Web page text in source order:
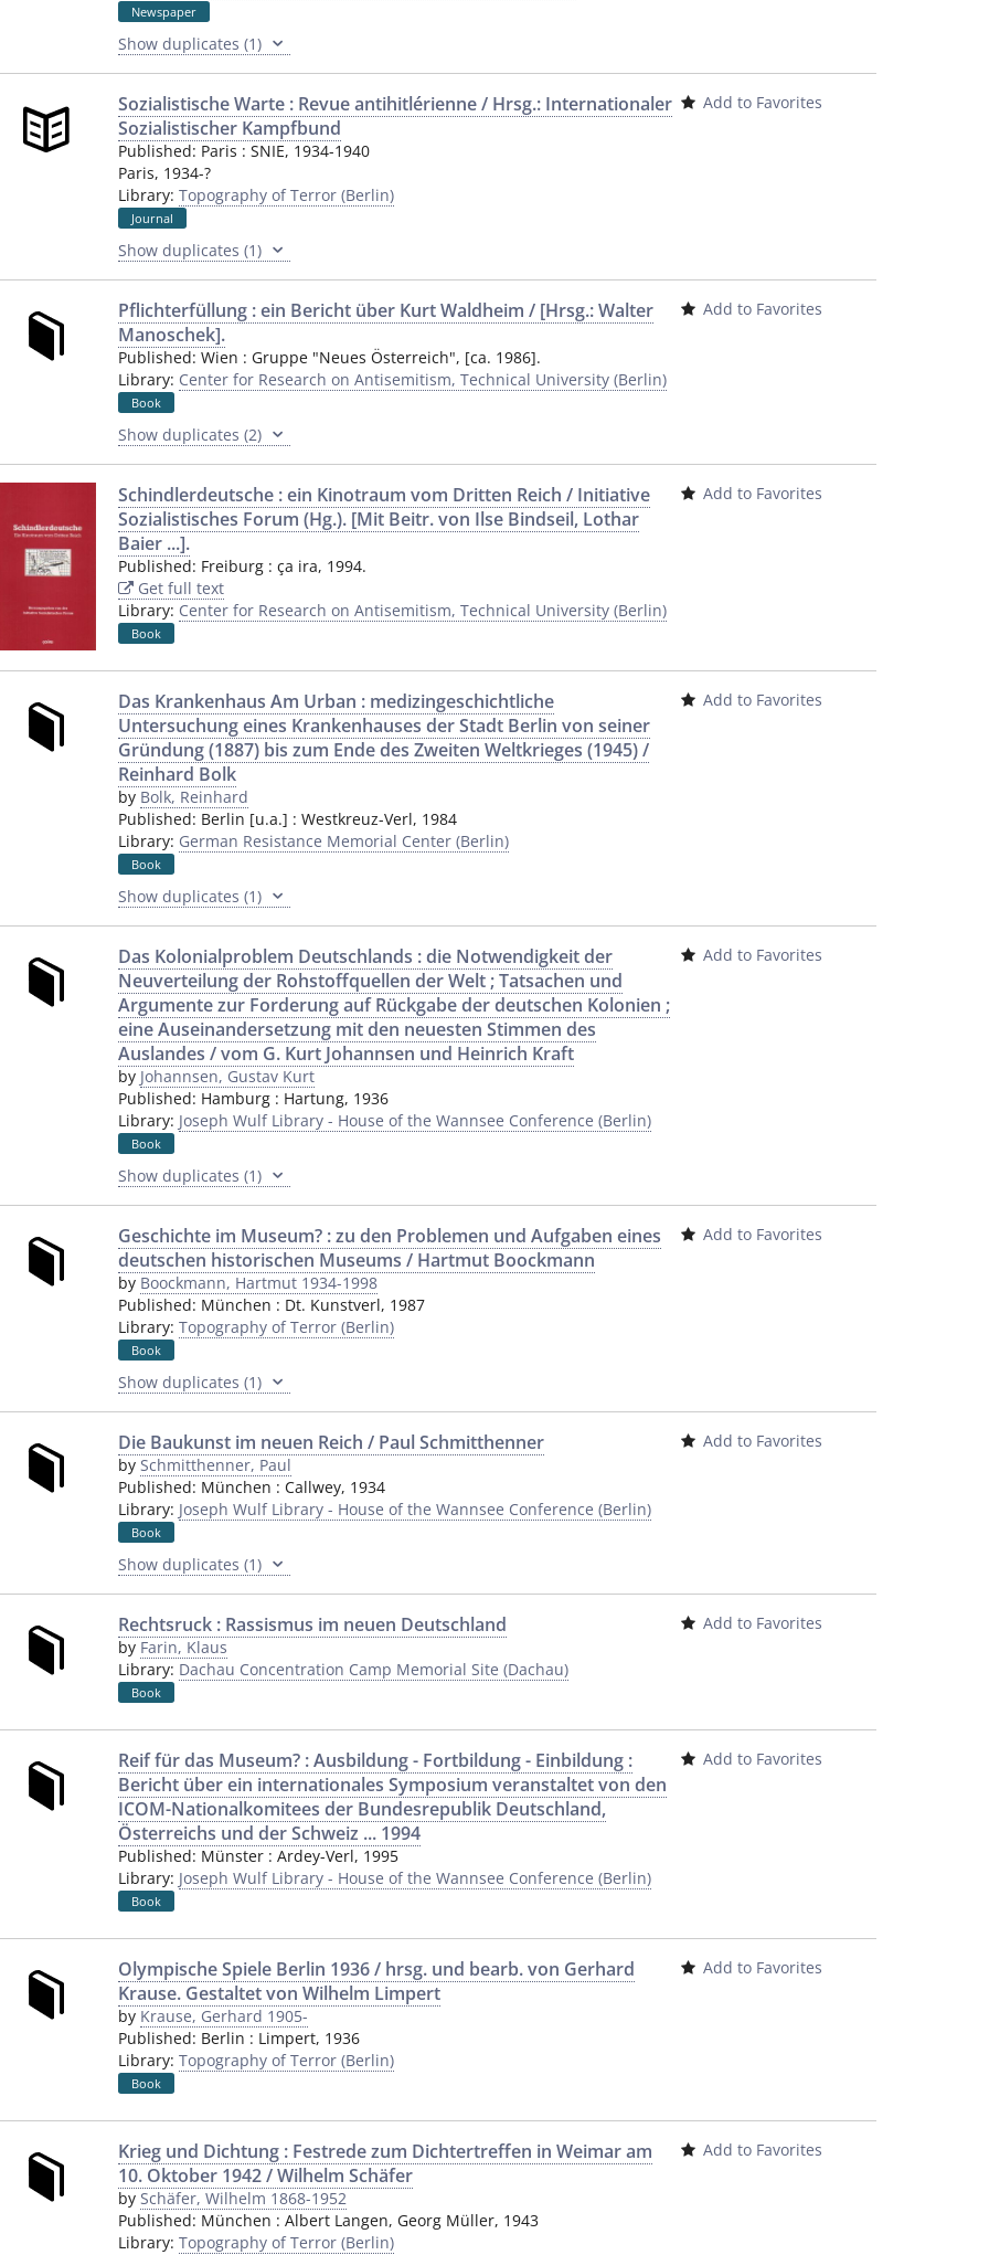
Newspaper
Show duplicates (1)
Sozialistische Warte : Revue antihitlérienne / Hrsg.: Internationaler
Sozialistischer Kampfbund
Published: Paris : SNIE, 1934-1940
Paris, 1934-?
Library: Topography of Terror (Berlin)
Journal
Show duplicates (1)
Add to Favorites
Pflichterfüllung : ein Bericht über Kurt Waldheim / [Hrsg.: Walter
Manoschek].
Published: Wien : Gruppe "Neues Österreich", [ca. 1986].
Library: Center for Research on Antisemitism, Technical University (Berlin)
Book
Show duplicates (2)
Add to Favorites
Schindlerdeutsche : ein Kinotraum vom Dritten Reich / Initiative
Sozialistisches Forum (Hg.). [Mit Beitr. von Ilse Bindseil, Lothar
Baier ...].
Published: Freiburg : ça ira, 1994.
Get full text
Library: Center for Research on Antisemitism, Technical University (Berlin)
Book
Add to Favorites
Das Krankenhaus Am Urban : medizingeschichtliche
Untersuchung eines Krankenhauses der Stadt Berlin von seiner
Gründung (1887) bis zum Ende des Zweiten Weltkrieges (1945) /
Reinhard Bolk
by Bolk, Reinhard
Published: Berlin [u.a.] : Westkreuz-Verl, 1984
Library: German Resistance Memorial Center (Berlin)
Book
Show duplicates (1)
Add to Favorites
Das Kolonialproblem Deutschlands : die Notwendigkeit der
Neuverteilung der Rohstoffquellen der Welt ; Tatsachen und
Argumente zur Forderung auf Rückgabe der deutschen Kolonien ;
eine Auseinandersetzung mit den neuesten Stimmen des
Auslandes / vom G. Kurt Johannsen und Heinrich Kraft
by Johannsen, Gustav Kurt
Published: Hamburg : Hartung, 1936
Library: Joseph Wulf Library - House of the Wannsee Conference (Berlin)
Book
Show duplicates (1)
Add to Favorites
Geschichte im Museum? : zu den Problemen und Aufgaben eines
deutschen historischen Museums / Hartmut Boockmann
by Boockmann, Hartmut 1934-1998
Published: München : Dt. Kunstverl, 1987
Library: Topography of Terror (Berlin)
Book
Show duplicates (1)
Add to Favorites
Die Baukunst im neuen Reich / Paul Schmitthenner
by Schmitthenner, Paul
Published: München : Callwey, 1934
Library: Joseph Wulf Library - House of the Wannsee Conference (Berlin)
Book
Show duplicates (1)
Add to Favorites
Rechtsruck : Rassismus im neuen Deutschland
by Farin, Klaus
Library: Dachau Concentration Camp Memorial Site (Dachau)
Book
Add to Favorites
Reif für das Museum? : Ausbildung - Fortbildung - Einbildung :
Bericht über ein internationales Symposium veranstaltet von den
ICOM-Nationalkomitees der Bundesrepublik Deutschland,
Österreichs und der Schweiz ... 1994
Published: Münster : Ardey-Verl, 1995
Library: Joseph Wulf Library - House of the Wannsee Conference (Berlin)
Book
Add to Favorites
Olympische Spiele Berlin 1936 / hrsg. und bearb. von Gerhard
Krause. Gestaltet von Wilhelm Limpert
by Krause, Gerhard 1905-
Published: Berlin : Limpert, 1936
Library: Topography of Terror (Berlin)
Book
Add to Favorites
Krieg und Dichtung : Festrede zum Dichtertreffen in Weimar am
10. Oktober 1942 / Wilhelm Schäfer
by Schäfer, Wilhelm 1868-1952
Published: München : Albert Langen, Georg Müller, 1943
Library: Topography of Terror (Berlin)
Add to Favorites